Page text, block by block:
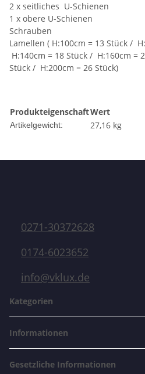
2 x seitliches U-Schienen
1 x obere U-Schienen
Schrauben
Lamellen ( H:100cm = 13 Stück /
H:140cm = 18 Stück / H:160cm =
Stück / H:200cm = 26 Stück)
ProdukteigenschaftWert
Artikelgewicht: 27,16 kg
0271-30372628
0174-6023652
info@vklux.de
Kategorien
Informationen
Gesetzliche Informationen